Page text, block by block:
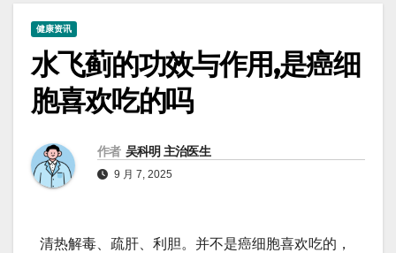
健康资讯
水飞蓟的功效与作用,是癌细
胞喜欢吃的吗
作者 吴科明 主治医生
9 月 7, 2025
清热解毒、疏肝、利胆。并不是癌细胞喜欢吃的，